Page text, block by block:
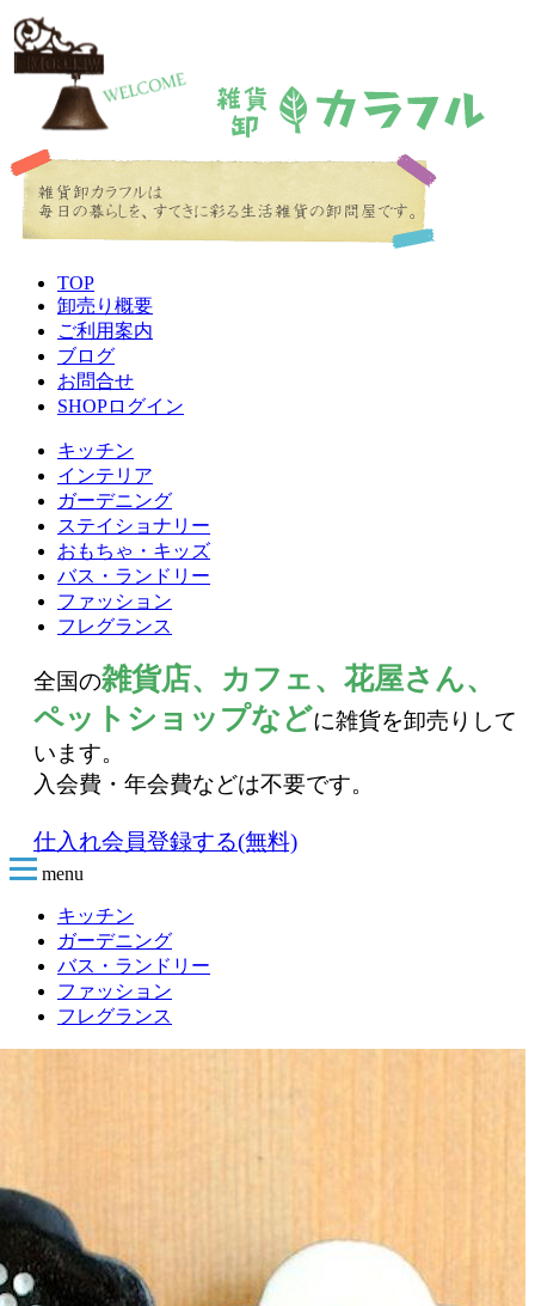
TOP
卸売り概要
ご利用案内
ブログ
お問合せ
SHOPログイン
キッチン
インテリア
ガーデニング
ステイショナリー
おもちゃ・キッズ
バス・ランドリー
ファッション
フレグランス
全国の雑貨店、カフェ、花屋さん、
ペットショップなどに雑貨を卸売りして
います。
入会費・年会費などは不要です。
仕入れ会員登録する(無料)
menu
キッチン
ガーデニング
バス・ランドリー
ファッション
フレグランス